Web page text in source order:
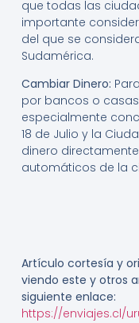
que todas las
importante
del que se
Sudamérica.
Cambiar Dinero:
por bancos o
especialmente
18 de Julio y la
dinero
automáticos de la
Artículo cortesía y
viendo este y otros
siguiente enlace:
https://enviajes.cl/